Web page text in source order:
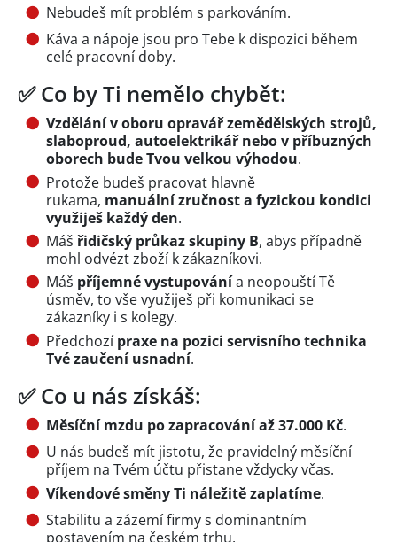
Nebudeš mít problém s parkováním.
Káva a nápoje jsou pro Tebe k dispozici během
celé pracovní doby.
✅ Co by Ti nemělo chybět:
Vzdělání v oboru opravář zemědělských strojů,
slaboproud, autoelektrikář nebo v příbuzných
oborech bude Tvou velkou výhodou.
Protože budeš pracovat hlavně
rukama, manuální zručnost a fyzickou kondici
využiješ každý den.
Máš řidičský průkaz skupiny B, abys případně
mohl odvézt zboží k zákazníkovi.
Máš příjemné vystupovánía neopouští Tě
úsměv, to vše využiješ při komunikaci se
zákazníky i s kolegy.
Předchozípraxe na pozici servisního technika
Tvé zaučení usnadní.
✅ Co u nás získáš:
Měsíční mzdu po zapracování až 37.000 Kč.
U nás budeš mít jistotu, že pravidelný měsíční
příjem na Tvém účtu přistane vždycky včas.
Víkendové směny Ti náležitě zaplatíme.
Stabilitu a zázemí firmy s dominantním
postavením na českém trhu.